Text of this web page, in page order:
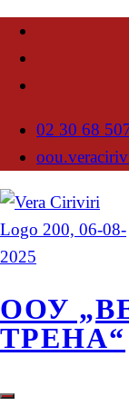
02 30 68
ООУ
ТРЕНА“